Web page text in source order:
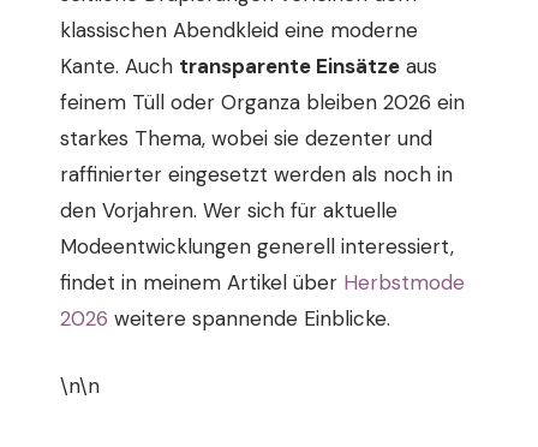
klassischen Abendkleid eine moderne
Kante. Auch transparente Einsätze aus
feinem Tüll oder Organza bleiben 2026 ein
starkes Thema, wobei sie dezenter und
raffinierter eingesetzt werden als noch in
den Vorjahren. Wer sich für aktuelle
Modeentwicklungen generell interessiert,
findet in meinem Artikel über Herbstmode
2026 weitere spannende Einblicke.
\n\n